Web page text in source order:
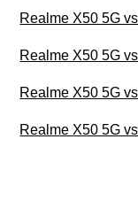
Realme X50 5G
Realme X50 5G
Realme X50 5G
Realme X50 5G